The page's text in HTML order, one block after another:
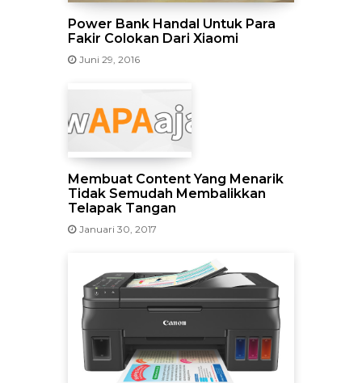
Power Bank Handal Untuk Para
Fakir Colokan Dari Xiaomi
Juni 29, 2016
Membuat Content Yang Menarik
Tidak Semudah Membalikkan
Telapak Tangan
Januari 30, 2017